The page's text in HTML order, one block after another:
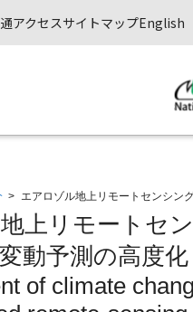
アクセスサイトマップEnglish
> エアロゾル地上リモートセンシン
上リモートセ
動予測の高度化
of climate